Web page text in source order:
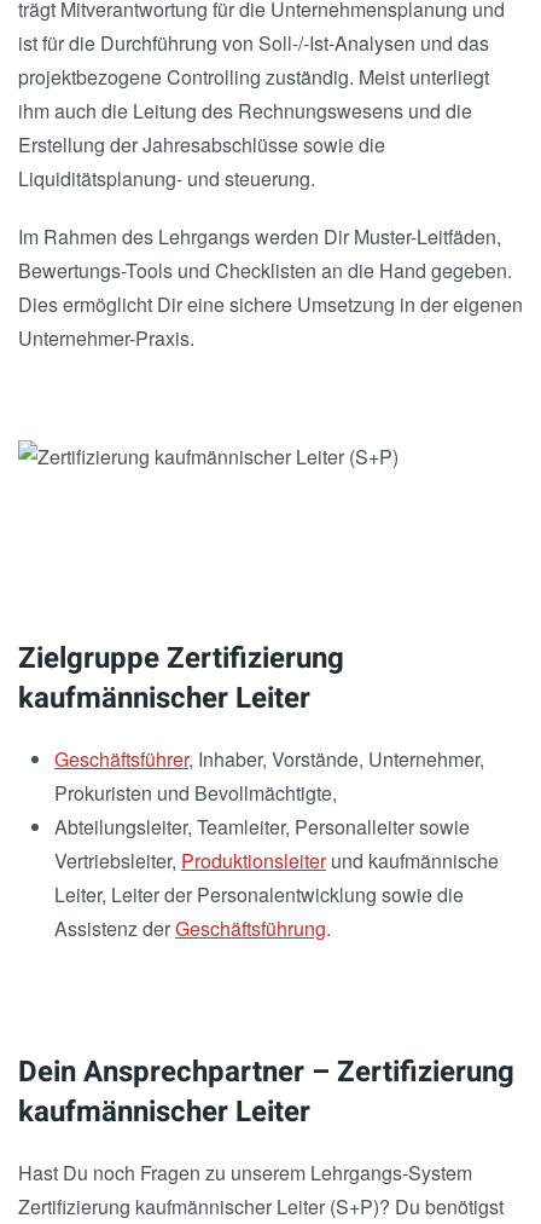
trägt Mitverantwortung für die Unternehmensplanung und
ist für die Durchführung von Soll-/-Ist-Analysen und das
projektbezogene Controlling zuständig. Meist unterliegt
ihm auch die Leitung des Rechnungswesens und die
Erstellung der Jahresabschlüsse sowie die
Liquiditätsplanung- und steuerung.
Im Rahmen des Lehrgangs werden Dir Muster-Leitfäden,
Bewertungs-Tools und Checklisten an die Hand gegeben.
Dies ermöglicht Dir eine sichere Umsetzung in der eigenen
Unternehmer-Praxis.
Zielgruppe Zertifizierung
kaufmännischer Leiter
Geschäftsführer, Inhaber, Vorstände, Unternehmer,
Prokuristen und Bevollmächtigte,
Abteilungsleiter, Teamleiter, Personalleiter sowie
Vertriebsleiter, Produktionsleiterund kaufmännische
Leiter, Leiter der Personalentwicklung sowie die
Assistenz derGeschäftsführung.
Dein Ansprechpartner – Zertifizierung
kaufmännischer Leiter
Hast Du noch Fragen zu unserem Lehrgangs-System
Zertifizierung kaufmännischer Leiter (S+P)? Du benötigst